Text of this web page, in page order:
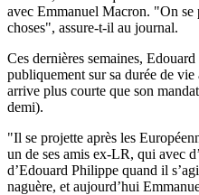
avec Emmanuel Macron. "On se
choses", assure-t-il au journal.
Ces dernières semaines,
publiquement sur sa durée de
arrive plus courte que son
demi).
"Il se projette après les
un de ses amis ex-LR, qui avec
d’Edouard Philippe quand il
naguère, et aujourd’hui